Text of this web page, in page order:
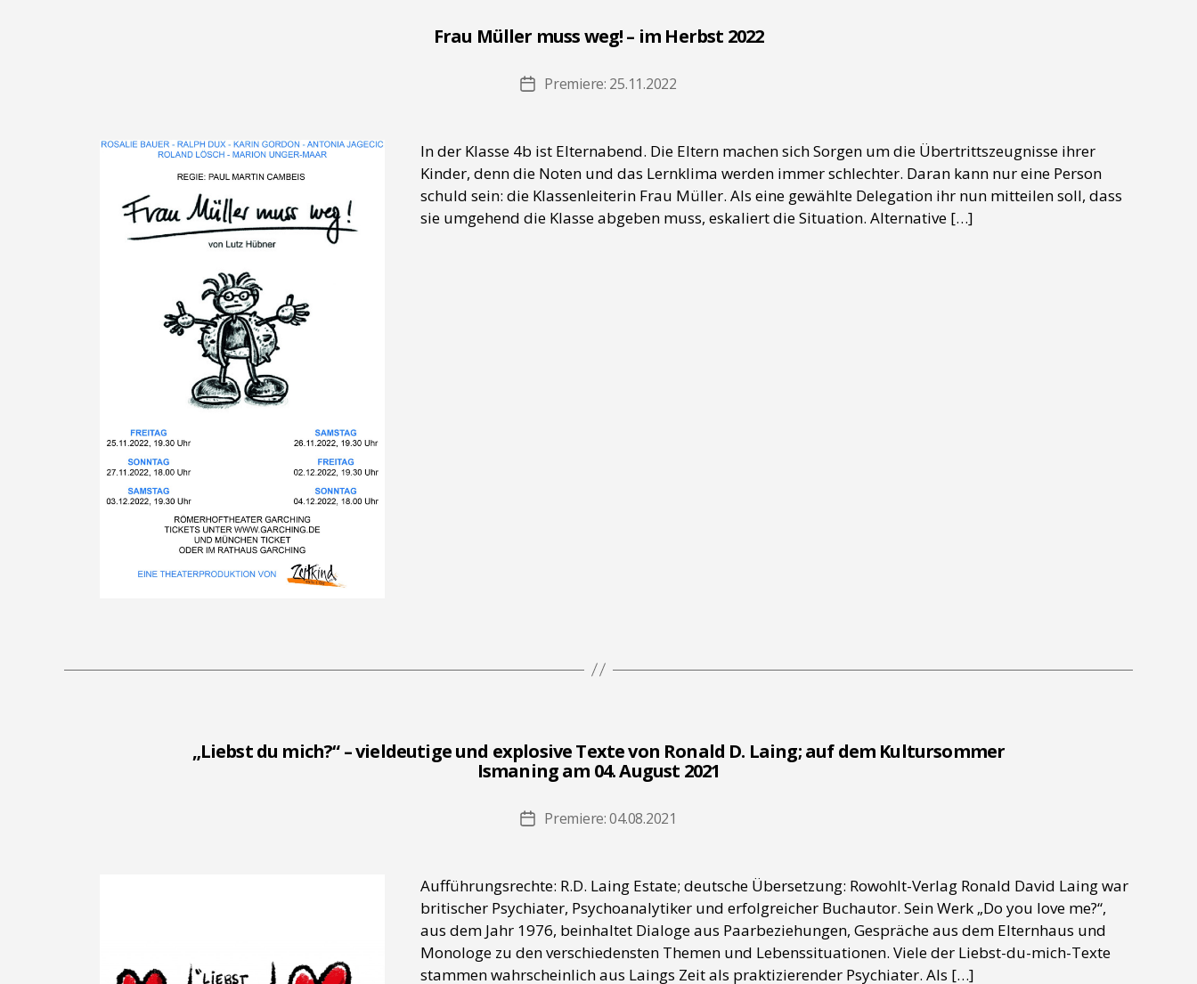
Frau Müller muss weg! – im Herbst 2022
Beitragsdatum
Premiere: 25.11.2022
In der Klasse 4b ist Elternabend. Die Eltern machen sich Sorgen um die Übertrittszeugnisse ihrer
Kinder, denn die Noten und das Lernklima werden immer schlechter. Daran kann nur eine Person
schuld sein: die Klassenleiterin Frau Müller. Als eine gewählte Delegation ihr nun mitteilen soll, dass
sie umgehend die Klasse abgeben muss, eskaliert die Situation. Alternative […]
„Liebst du mich?“ – vieldeutige und explosive Texte von Ronald D. Laing; auf dem Kultursommer
Ismaning am 04. August 2021
Beitragsdatum
Premiere: 04.08.2021
Aufführungsrechte: R.D. Laing Estate; deutsche Übersetzung: Rowohlt-Verlag Ronald David Laing war
britischer Psychiater, Psychoanalytiker und erfolgreicher Buchautor. Sein Werk „Do you love me?“,
aus dem Jahr 1976, beinhaltet Dialoge aus Paarbeziehungen, Gespräche aus dem Elternhaus und
Monologe zu den verschiedensten Themen und Lebenssituationen. Viele der Liebst-du-mich-Texte
stammen wahrscheinlich aus Laings Zeit als praktizierender Psychiater. Als […]